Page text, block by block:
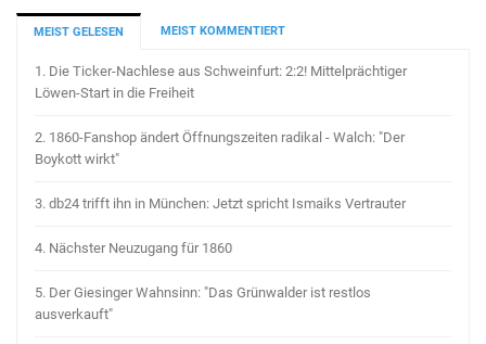
MEIST GELESEN MEIST KOMMENTIERT
1. Die Ticker-Nachlese aus Schweinfurt: 2:2! Mittelprächtiger
Löwen-Start in die Freiheit
2. 1860-Fanshop ändert Öffnungszeiten radikal - Walch: "Der
Boykott wirkt"
3. db24 trifft ihn in München: Jetzt spricht Ismaiks Vertrauter
4. Nächster Neuzugang für 1860
5. Der Giesinger Wahnsinn: "Das Grünwalder ist restlos
ausverkauft"